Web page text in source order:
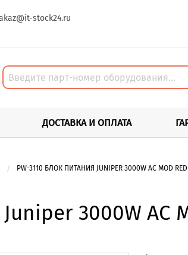
stock24.ru
ДОСТАВКА И ОПЛАТА
PW-3110 БЛОК ПИТАНИЯ JUNIPER 3000W AC MOD
3000W AC